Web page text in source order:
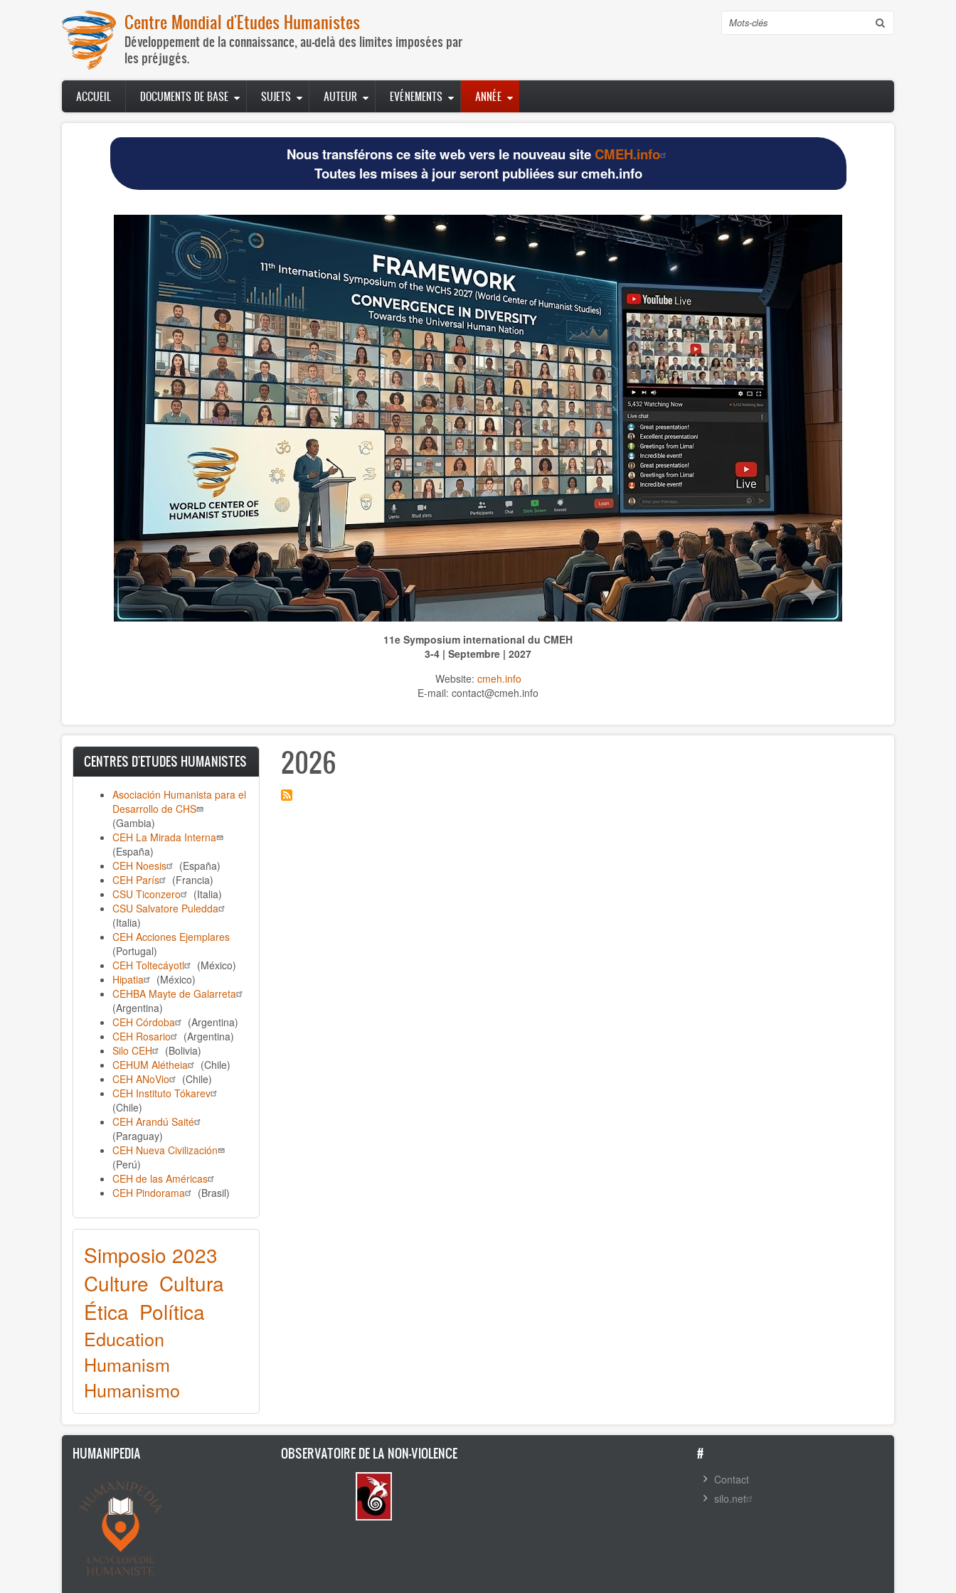
Centre Mondial d'Etudes Humanistes
Développement de la connaissance, au-delà des limites imposées par
les préjugés.
Rechercher
Navegación
principal
ACCUEIL DOCUMENTS DE BASE SUJETS AUTEUR EVÉNEMENTS ANNÉE
Nous transférons ce site web vers le nouveau site CMEH.info
Toutes les mises à jour seront publiées sur cmeh.info
11e Symposium international du CMEH
3-4 | Septembre | 2027
Website: cmeh.info
E-mail: contact@cmeh.info
CENTRES D'ETUDES HUMANISTES
Asociación Humanista para el
Desarrollo de CHS
(Gambia)
CEH La Mirada Interna
(España)
CEH Noesis
(España)
CEH París
(Francia)
CSU Ticonzero
(Italia)
CSU Salvatore Puledda
(Italia)
CEH Acciones Ejemplares
(Portugal)
CEH Toltecáyotl
(México)
Hipatia
(México)
CEHBA Mayte de Galarreta
(Argentina)
CEH Córdoba
(Argentina)
CEH Rosario
(Argentina)
Silo CEH
(Bolivia)
CEHUM Alétheia
(Chile)
CEH ANoVio
(Chile)
CEH Instituto Tókarev
(Chile)
CEH Arandú Saité
(Paraguay)
CEH Nueva Civilización
(Perú)
CEH de las Américas
CEH Pindorama
(Brasil)
Simposio 2023
Culture Cultura
Ética Política
Education
Humanism
Humanismo
2026
HUMANIPEDIA OBSERVATOIRE DE LA NON-VIOLENCE #
Contact
silo.net